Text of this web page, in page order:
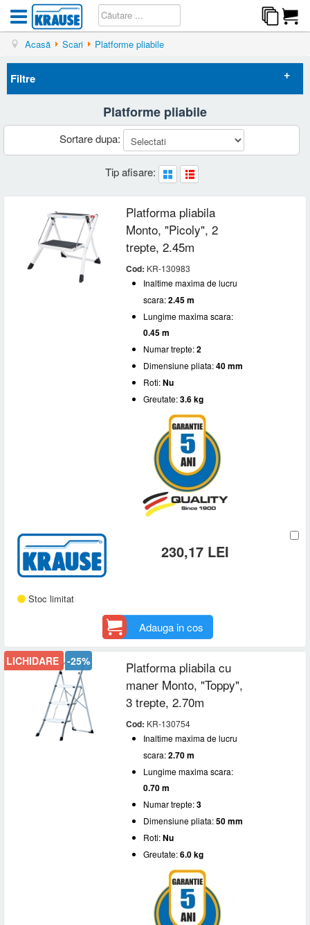
Acasă Scari Platforme pliabile
Filtre
Elimina filtrele
Disponibilitate
-
Inaltime maxima de lucru scara
2 - 3 m(12)
3 - 4 m(1)
Lungime maxima scara
(12)
Platforme pliabile
Sortare dupa:
Tip afisare:
Platforma pliabila
Monto, "Picoly", 2
trepte, 2.45m
Cod: KR-130983
Inaltime maxima de lucru
scara:2.45 m
Lungime maxima scara:
0.45 m
Numar trepte:2
Dimensiune pliata:40 mm
Roti:Nu
Greutate:3.6 kg
230,17 LEI
Stoc limitat
Adauga in cos
LICHIDARE -25%
Platforma pliabila cu
maner Monto, "Toppy",
3 trepte, 2.70m
Cod: KR-130754
Inaltime maxima de lucru
scara:2.70 m
Lungime maxima scara:
0.70 m
Numar trepte:3
Dimensiune pliata:50 mm
Roti:Nu
Greutate:6.0 kg